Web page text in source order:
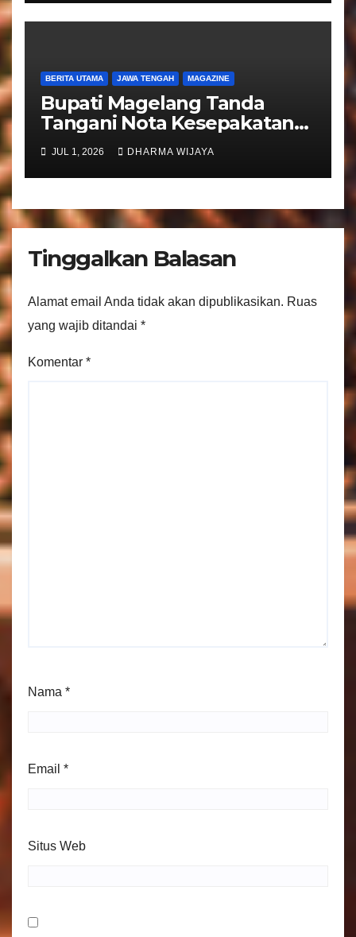
BERITA UTAMA JAWA TENGAH MAGAZINE
Bupati Magelang Tanda
Tangani Nota Kesepakatan
Pengalihan Pelayanan
Regident Di Kecamatan
Bandongan
JUL 1, 2026 DHARMA WIJAYA
Tinggalkan Balasan
Alamat email Anda tidak akan dipublikasikan. Ruas
yang wajib ditandai *
Komentar *
Nama *
Email *
Situs Web